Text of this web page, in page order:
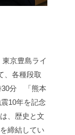
京豊島ライ
各種段取
30分 「熊本
10年を記念
、歴史と文
締結してい